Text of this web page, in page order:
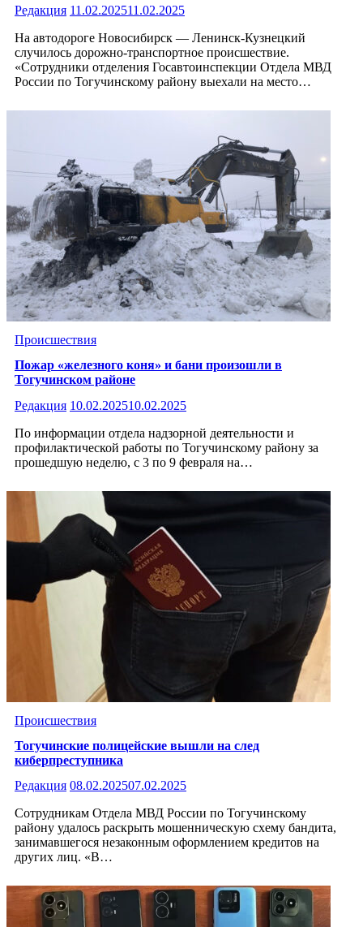
Редакция 11.02.202511.02.2025
На автодороге Новосибирск — Ленинск-Кузнецкий
случилось дорожно-транспортное происшествие.
«Сотрудники отделения Госавтоинспекции Отдела МВД
России по Тогучинскому району выехали на место…
Происшествия
Пожар «железного коня» и бани произошли в
Тогучинском районе
Редакция 10.02.202510.02.2025
По информации отдела надзорной деятельности и
профилактической работы по Тогучинскому району за
прошедшую неделю, с 3 по 9 февраля на…
Происшествия
Тогучинские полицейские вышли на след
киберпреступника
Редакция 08.02.202507.02.2025
Сотрудникам Отдела МВД России по Тогучинскому
району удалось раскрыть мошенническую схему бандита,
занимавшегося незаконным оформлением кредитов на
других лиц. «В…